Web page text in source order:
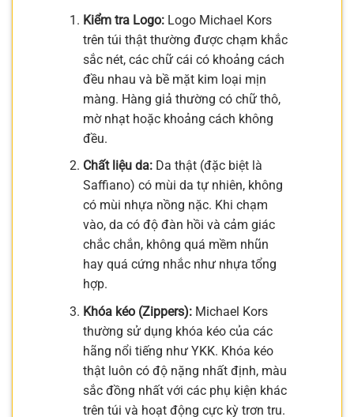
Kiểm tra Logo:Logo Michael Kors
trên túi thật thường được chạm khắc
sắc nét, các chữ cái có khoảng cách
đều nhau và bề mặt kim loại mịn
màng. Hàng giả thường có chữ thô,
mờ nhạt hoặc khoảng cách không
đều.
Chất liệu da:Da thật (đặc biệt là
Saffiano) có mùi da tự nhiên, không
có mùi nhựa nồng nặc. Khi chạm
vào, da có độ đàn hồi và cảm giác
chắc chắn, không quá mềm nhũn
hay quá cứng nhắc như nhựa tổng
hợp.
Khóa kéo (Zippers):Michael Kors
thường sử dụng khóa kéo của các
hãng nổi tiếng như YKK. Khóa kéo
thật luôn có độ nặng nhất định, màu
sắc đồng nhất với các phụ kiện khác
trên túi và hoạt động cực kỳ trơn tru.